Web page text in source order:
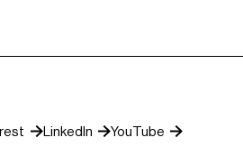
LinkedIn YouTube